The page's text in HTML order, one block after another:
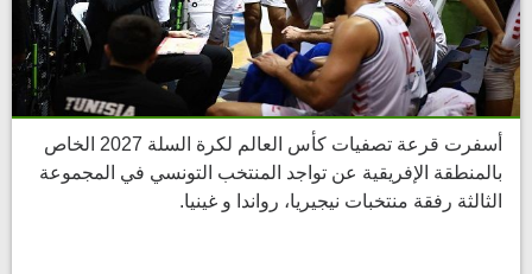
أسفرت قرعة تصفيات كأس العالم لكرة السلة 2027 الخاص
بالمنطقة الإفريقية عن تواجد المنتخب التونسي في المجموعة
الثالثة رفقة منتخبات نيجيريا، رواندا و غينيا.